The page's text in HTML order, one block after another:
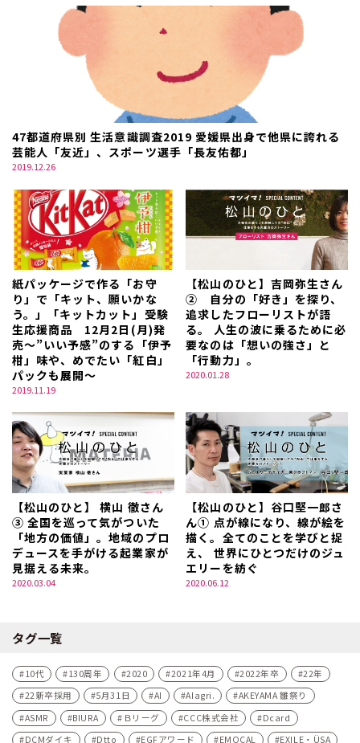
47都道府県別 生活意識調査2019 愛媛県出身で他県に誇れる
芸能人「友近」、スポーツ選手「長友佑都」
2019.12.26
紙パッケージで作る「お守
り」で「キット、願いかな
う。」「キットカット」受験
生応援商品 12月2日(月)発
売～”いい予感”のする「伊予
柑」味や、めでたい「紅白」
パックも展開～
2019.11.19
【松山のひと】吉岡弥生さん
② 自分の「好き」を探り、
追求したフローリストが語
る。 人生の波に乗るために必
要なのは「想いの強さ」と
「行動力」。
2020.01.28
【松山のひと】 横山 徹さん
③ 全国を巡って気がついた
「地方の価値」。地域のプロ
デュースを手がける起業家が
見据える未来。
2020.03.04
【松山のひと】谷口堅一郎さ
ん① 点が線になり、線が絵を
描く。全てのことを学びと捉
え、 世界にひとつだけのジュ
エリーを紡ぐ
2020.06.12
タグ一覧
10代 130周年 2020 2021年4月 2022年卒
22年
22新卒採用
5月31日 AI AIagri.
AKEYAMA 雛祭り
ASMR
BIURA Ｂリーグ CCC株式会社
Dcard
DCMダイキ
Dtto EGFアワード EMOCAL
EXILE・ÜSA